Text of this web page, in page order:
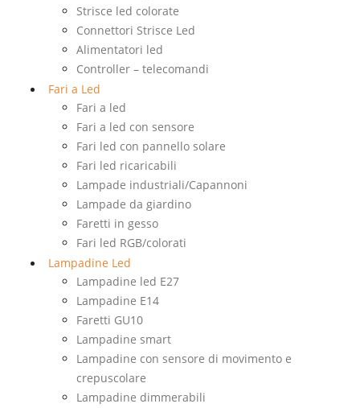
Strisce led colorate
Connettori Strisce Led
Alimentatori led
Controller – telecomandi
Fari a Led
Fari a led
Fari a led con sensore
Fari led con pannello solare
Fari led ricaricabili
Lampade industriali/Capannoni
Lampade da giardino
Faretti in gesso
Fari led RGB/colorati
Lampadine Led
Lampadine led E27
Lampadine E14
Faretti GU10
Lampadine smart
Lampadine con sensore di movimento e
crepuscolare
Lampadine dimmerabili